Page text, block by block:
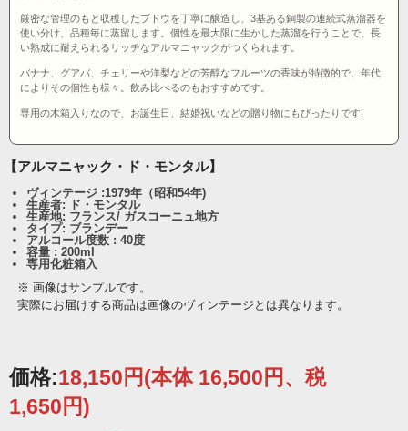
厳密な管理のもと収穫したブドウを丁寧に醸造し、3基ある銅製の連続式蒸溜器を
使い分け、品種毎に蒸留します。個性を最大限に生かした蒸溜を行うことで、長
い熟成に耐えられるリッチなアルマニャックがつくられます。
バナナ、グアバ、チェリーや洋梨などの芳醇なフルーツの香味が特徴的で、年代
によりその個性も様々。飲み比べるのもおすすめです。
専用の木箱入りなので、お誕生日、結婚祝いなどの贈り物にもぴったりです!
【アルマニャック・ド・モンタル】
ヴィンテージ :1979年（昭和54年)
生産者: ド・モンタル
生産地: フランス/ ガスコーニュ地方
タイプ: ブランデー
アルコール度数 : 40度
容量 : 200ml
専用化粧箱入
※ 画像はサンプルです。
実際にお届けする商品は画像のヴィンテージとは異なります。
価格:18,150円(本体 16,500円、税
1,650円)